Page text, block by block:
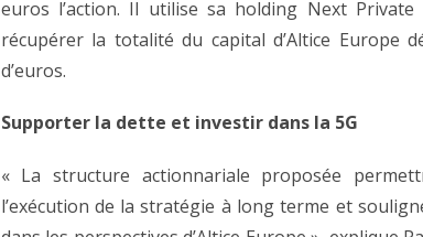
euros l’action. Il utilise sa holding Next
récupérer la totalité du capital d’Altice Europe
d’euros.
Supporter la dette et investir dans la 5G
« La structure actionnariale proposée
l’exécution de la stratégie à long terme et